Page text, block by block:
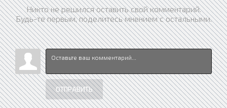
Никто не решился оставить свой комментарий.
Будь-те первым, поделитесь мнением с остальными.
ОТПРАВИТЬ